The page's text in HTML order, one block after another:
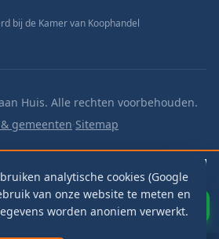
bij de Kamer van Koophandel
Huis. Alle rechten voorbehouden.
gemeenten·Sitemap
WhatsApp
analytische cookies (Google
van onze website te meten en
worden anoniem verwerkt.